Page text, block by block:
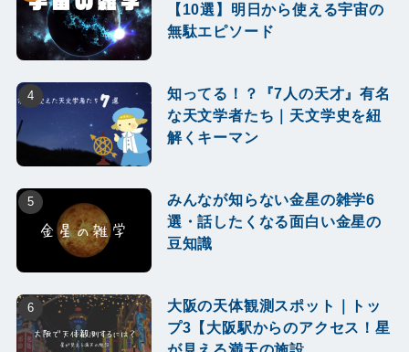
【10選】明日から使える宇宙の
無駄エピソード
知ってる！？『7人の天才』有名
な天文学者たち｜天文学史を紐
解くキーマン
みんなが知らない金星の雑学6
選・話したくなる面白い金星の
豆知識
大阪の天体観測スポット｜トッ
プ3【大阪駅からのアクセス！星